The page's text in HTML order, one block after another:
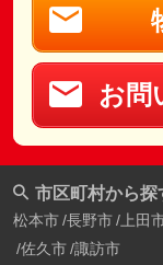
お問
市区町村から探
松本市 長野市 上田
佐久市 諏訪市